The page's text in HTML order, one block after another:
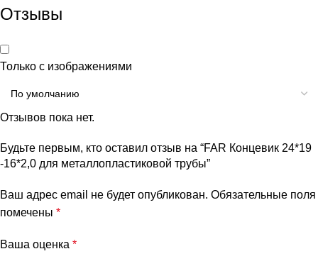
Отзывы
Только с изображениями
Отзывов пока нет.
Будьте первым, кто оставил отзыв на “FAR Концевик 24*19
-16*2,0 для металлопластиковой трубы”
Ваш адрес email не будет опубликован. Обязательные поля
помечены *
Ваша оценка *